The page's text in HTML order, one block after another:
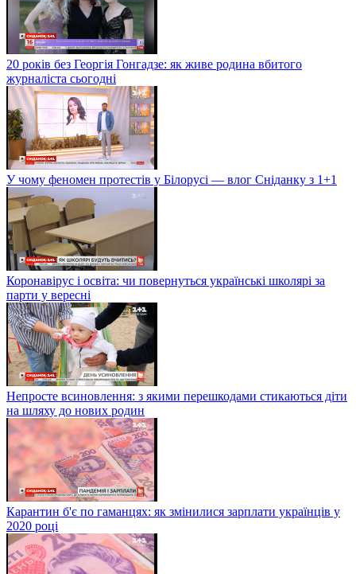
20 років без Георгія Гонгадзе: як живе родина вбитого
журналіста сьогодні
У чому феномен протестів у Білорусі — влог Сніданку з 1+1
Коронавірус і освіта: чи повернуться українські школярі за
парти у вересні
Непросте всиновлення: з якими перешкодами стикаються діти
на шляху до нових родин
Карантин б'є по гаманцях: як змінилися зарплати українців у
2020 році